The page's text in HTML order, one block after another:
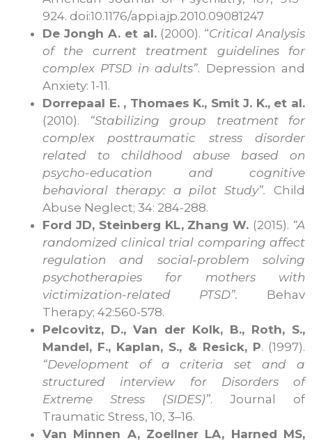
924. doi:10.1176/appi.ajp.2010.09081247
De Jongh A. et al.(2000). “Critical Analysis
of the current treatment guidelines for
complex PTSD in adults”. Depression and
Anxiety: 1-11.
Dorrepaal E. , Thomaes K., Smit J. K., et al.
(2010).
“Stabilizing group treatment for
complex posttraumatic stress disorder
related to childhood abuse based on
psycho-education and cognitive
behavioral therapy: a pilot Study”.
Child
Abuse Neglect; 34: 284-288.
Ford JD, Steinberg KL, Zhang W. (2015). “A
randomized clinical trial comparing affect
regulation and social-problem solving
psychotherapies for mothers with
victimization-related PTSD”. Behav
Therapy; 42:560-578.
Pelcovitz, D., Van der Kolk, B., Roth, S.,
Mandel, F., Kaplan, S., & Resick, P. (1997).
“Development of a criteria set and a
structured interview for Disorders of
Extreme Stress (SIDES)”. Journal of
Traumatic Stress, 10, 3–16.
Van Minnen A, Zoellner LA, Harned MS,